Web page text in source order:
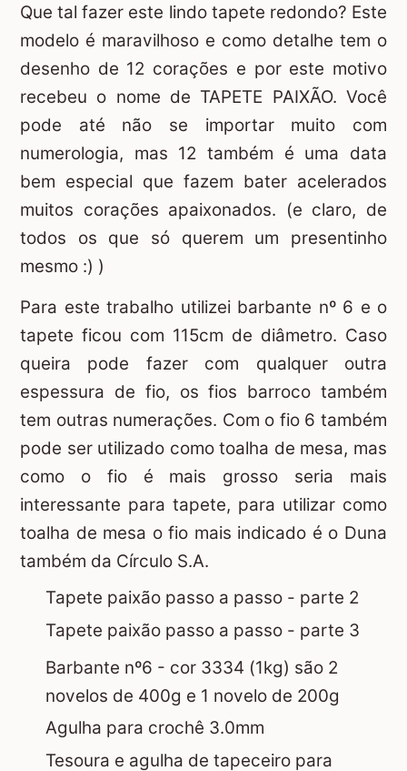
Que tal fazer este lindo tapete redondo? Este
modelo é maravilhoso e como detalhe tem o
desenho de 12 corações e por este motivo
recebeu o nome de TAPETE PAIXÃO. Você
pode até não se importar muito com
numerologia, mas 12 também é uma data
bem especial que fazem bater acelerados
muitos corações apaixonados. (e claro, de
todos os que só querem um presentinho
mesmo :) )
Para este trabalho utilizei barbante nº 6 e o
tapete ficou com 115cm de diâmetro. Caso
queira pode fazer com qualquer outra
espessura de fio, os fios barroco também
tem outras numerações. Com o fio 6 também
pode ser utilizado como toalha de mesa, mas
como o fio é mais grosso seria mais
interessante para tapete, para utilizar como
toalha de mesa o fio mais indicado é o Duna
também da Círculo S.A.
Tapete paixão passo a passo - parte 2
Tapete paixão passo a passo - parte 3
Barbante nº6 - cor 3334 (1kg) são 2
novelos de 400g e 1 novelo de 200g
Agulha para crochê 3.0mm
Tesoura e agulha de tapeceiro para